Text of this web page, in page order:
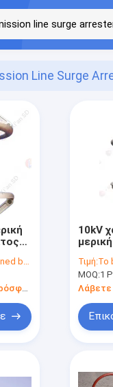
Line Surge
quantity.
Λάβετε την πιο πρόσφατη τιμή
10kV
Τιμή:To be
MOQ:1